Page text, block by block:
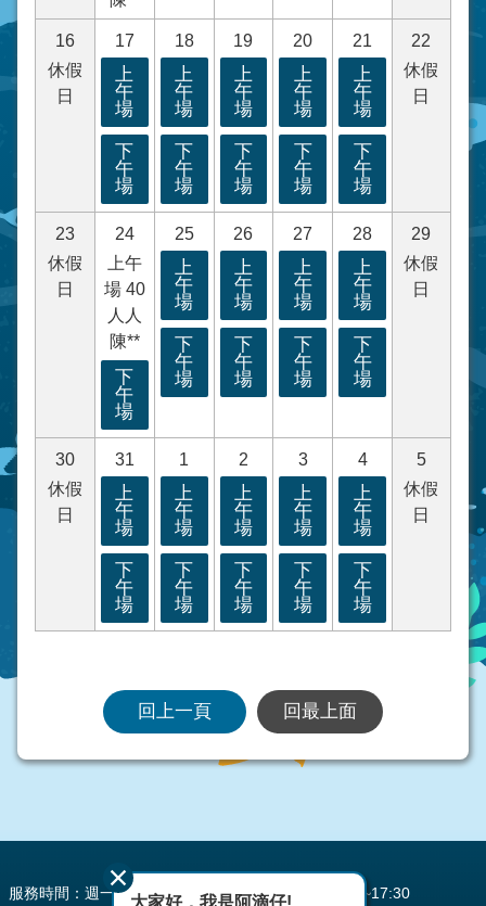
16
休假
日
17
上
午
場
下
午
場
18
上
午
場
下
午
場
19
上
午
場
下
午
場
20
上
午
場
下
午
場
21
上
午
場
下
午
場
22
休假
日
23
休假
日
24
上午
場 40
人人
陳**
下
午
場
25
上
午
場
下
午
場
26
上
午
場
下
午
場
27
上
午
場
下
午
場
28
上
午
場
下
午
場
29
休假
日
30
休假
日
31
上
午
場
下
午
場
1
上
午
場
下
午
場
2
上
午
場
下
午
場
3
上
午
場
下
午
場
4
上
午
場
下
午
場
5
休假
日
回上一頁 回最上面
服務時間：週一至週五 AM08:00~12:00 PM13:30~17:30
大家好，我是阿滴仔!